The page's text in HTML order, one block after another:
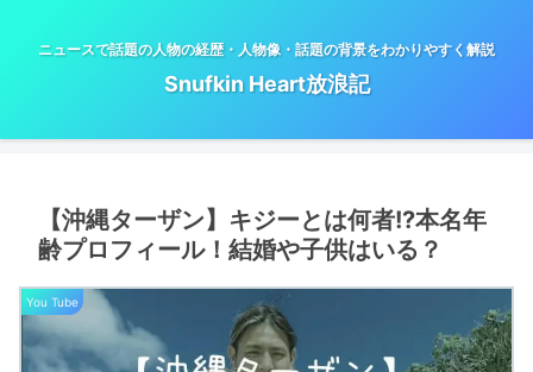
ニュースで話題の人物の経歴・人物像・話題の背景をわかりやすく解説
Snufkin Heart放浪記
【沖縄ターザン】キジーとは何者!?本名年
齢プロフィール！結婚や子供はいる？
You Tube